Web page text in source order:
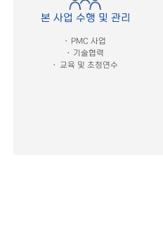
본 사업 수행 및 관리
PMC 사업
기술협력
교육 및 초청연수